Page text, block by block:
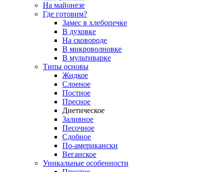
На майонезе
Где готовим?
Замес в хлебопечке
В духовке
На сковороде
В микроволновке
В мультиварке
Типы основы
Жидкое
Слоеное
Постное
Пресное
Диетическое
Заливное
Песочное
Сдобное
По-американски
Веганское
Уникальные особенности